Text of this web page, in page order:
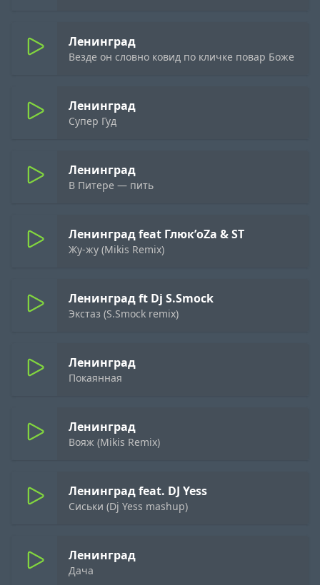
Ленинград
Везде он словно ковид по кличке повар Боже
Ленинград
Супер Гуд
Ленинград
В Питере — пить
Ленинград feat Глюк’oZa & ST
Жу-жу (Mikis Remix)
Ленинград ft Dj S.Smock
Экстаз (S.Smock remix)
Ленинград
Покаянная
Ленинград
Вояж (Mikis Remix)
Ленинград feat. DJ Yess
Сиськи (Dj Yess mashup)
Ленинград
Дача